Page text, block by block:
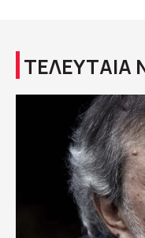
ΤΕΛΕΥΤΑΙΑ